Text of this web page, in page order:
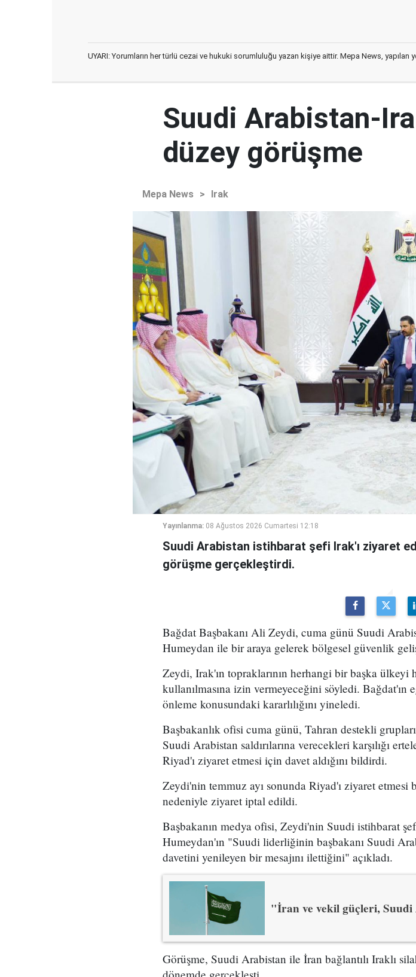
UYARI: Yorumların her türlü cezai ve hukuki sorumluluğu yazan kişiye aittir. Mepa News,
Suudi Arabistan-
düzey görüşme
Mepa News > Irak
Yayınlanma: 08 Ağustos 2026 Cumartesi 12:18
Suudi Arabistan istihbarat şefi Irak'ı ziyaret
görüşme gerçekleştirdi.
Bağdat Başbakanı Ali Zeydi, cuma günü Suudi
Humeydan ile bir araya gelerek bölgesel güvenlik
Zeydi, Irak'ın topraklarının herhangi bir başka ülkeyi
kullanılmasına izin vermeyeceğini söyledi. Bağdat'ın
önleme konusundaki kararlılığını yineledi.
Başbakanlık ofisi cuma günü, Tahran destekli
Suudi Arabistan saldırılarına verecekleri karşılığı
Riyad'ı ziyaret etmesi için davet aldığını bildirdi.
Zeydi'nin temmuz ayı sonunda Riyad'ı ziyaret
nedeniyle ziyaret iptal edildi.
Başbakanın medya ofisi, Zeydi'nin Suudi istihbarat
Humeydan'ın "Suudi liderliğinin başbakanı Suudi
davetini yenileyen bir mesajını ilettiğini" açıkladı.
"İran ve vekil güçleri, Suudi
Görüşme, Suudi Arabistan ile İran bağlantılı Iraklı
dönemde gerçekleşti.